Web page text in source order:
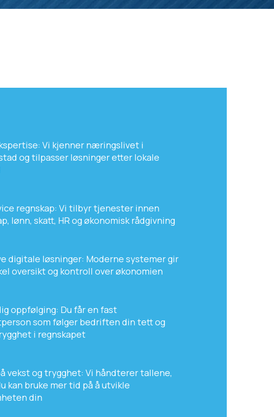
Vi kjenner næringslivet i
og tilpasser løsninger etter lokale
regnskap: Vi tilbyr tjenester innen
lønn, skatt, HR og økonomisk rådgivning
digitale løsninger: Moderne systemer gir
oversikt og kontroll over økonomien
oppfølging: Du får en fast
som følger bedriften din tett og
i regnskapet
vekst og trygghet: Vi håndterer tallene,
kan bruke mer tid på å utvikle
din